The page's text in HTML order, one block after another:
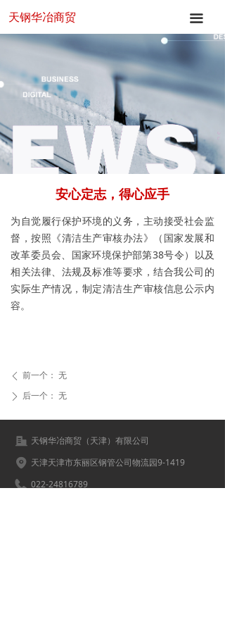
天钢华冶商贸 끀
首页
关于华冶
产品中心
新闻中心
应用领域
联系我们
安心定志，得心应手
为自觉履行保护环境的义务，主动接受社会监
督，按照《清洁生产审核办法》（国家发展和
改革委员会、国家环境保护部第38号令）以及
相关法律、法规及标准等要求，结合我公司的
实际生产情况，制定清洁生产审核信息公示内
容。
ꄴ 前一个： 无
ꄲ 后一个： 无
天钢华冶商贸（天津）有限公司
天津天津市东丽区钢管公司物流园9-1419
022-24816789